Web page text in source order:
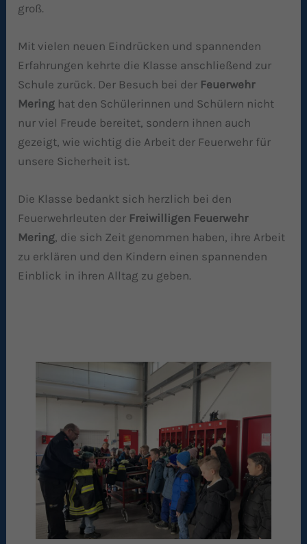
groß.
Mit vielen neuen Eindrücken und spannenden
Erfahrungen kehrte die Klasse anschließend zur
Schule zurück. Der Besuch bei der Feuerwehr
Mering hat den Schülerinnen und Schülern nicht
nur viel Freude bereitet, sondern ihnen auch
gezeigt, wie wichtig die Arbeit der Feuerwehr für
unsere Sicherheit ist.
Die Klasse bedankt sich herzlich bei den
Feuerwehrleuten der Freiwilligen Feuerwehr
Mering, die sich Zeit genommen haben, ihre Arbeit
zu erklären und den Kindern einen spannenden
Einblick in ihren Alltag zu geben.